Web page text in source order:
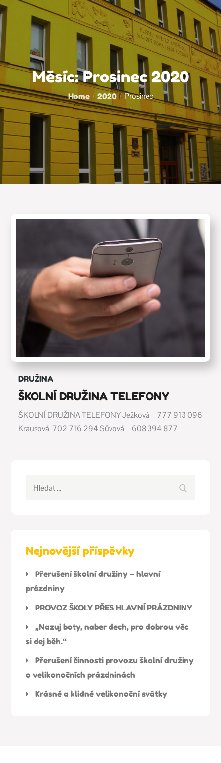
Měsíc:Prosinec 2020
Home 2020 Prosinec
DRUŽINA
ŠKOLNÍ DRUŽINA TELEFONY
ŠKOLNÍ DRUŽINA TELEFONY Ježková 777 913 096
Krausová 702 716 294 Sůvová 608 394 877
Nejnovější příspěvky
Přerušení školní družiny – hlavní
prázdniny
PROVOZ ŠKOLY PŘES HLAVNÍ PRÁZDNINY
„Nazuj boty, naber dech, pro dobrou věc
si dej běh.“
Přerušení činnosti provozu školní družiny
o velikonočních prázdninách
Krásné a klidné velikonoční svátky